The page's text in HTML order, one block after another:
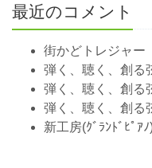
最近のコメント
街かどトレジャー
弾く、聴く、創る
弾く、聴く、創る
弾く、聴く、創る
新工房(ｸﾞﾗﾝﾄﾞﾋﾟｱﾉ